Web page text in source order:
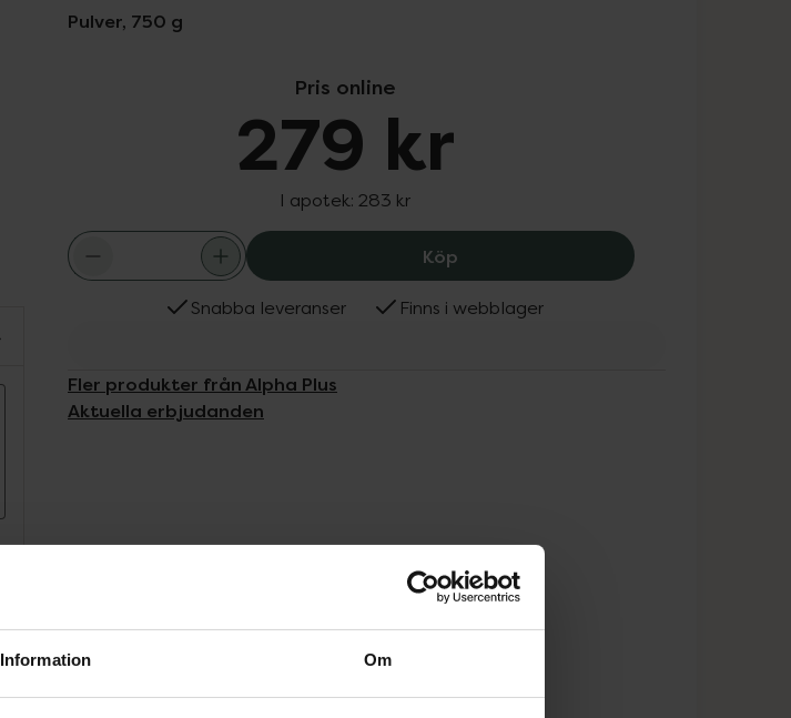
Information Om
Pulver, 750 g
Pris online
279 kr
I apotek: 283 kr
Köp Alpha Plus Vassleprotein Vaniljsmak,
Snabba leveranser Finns i webblager
Fler produkter från Alpha Plus
Aktuella erbjudanden